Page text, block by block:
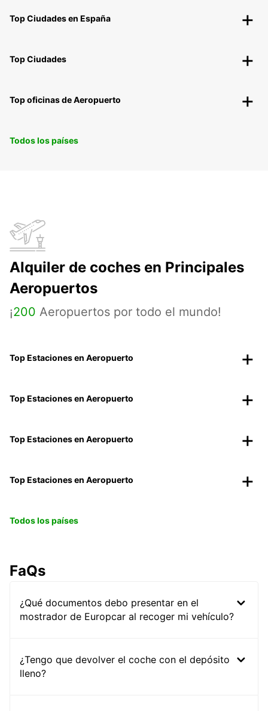
Top Ciudades en España
Top Ciudades
Top oficinas de Aeropuerto
Todos los países
Alquiler de coches en Principales
Aeropuertos
¡200 Aeropuertos por todo el mundo!
Top Estaciones en Aeropuerto
Top Estaciones en Aeropuerto
Top Estaciones en Aeropuerto
Top Estaciones en Aeropuerto
Todos los países
FaQs
¿Qué documentos debo presentar en el
mostrador de Europcar al recoger mi vehículo?
¿Tengo que devolver el coche con el depósito
lleno?